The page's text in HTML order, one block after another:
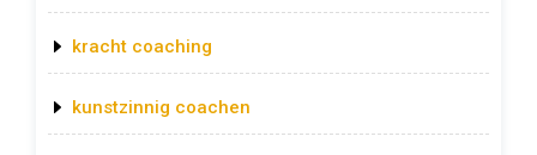
kracht coaching
kunstzinnig coachen